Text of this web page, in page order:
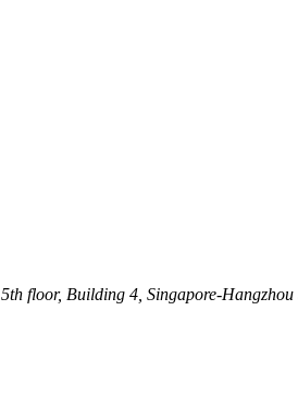
5th floor, Building 4, Singapore-